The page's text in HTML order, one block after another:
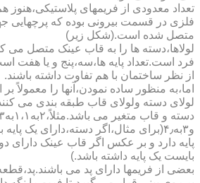
تعداد معدودی از فریمهای
فلزی در قسمت بیرونی بوده که پرچهایی
متصل شده است.(شکل زیر)
لولاها،دسته ها را به قاب عینک متصل می
فرد است.تعداد پایه ها،سه،پنج و یا هفت
از نظر ساختمان با هم تفاوت داشته باشند.
اما،به منظور ساده نمودن،آنها را معمولاً
لولای دسته ولولای قاب طبقه بندی می
و۳به۴٫(برای مثال،اگر دسته،دارای یک
پایه دارد و بر عکس اگر قاب عینک دارای
بایست یک پایه داشته باشد.)
بعضی از فریمها دارای پد می